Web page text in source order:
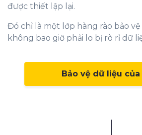
được thiết lập lại.
Đó chỉ là một lớp hàng rào bảo
không bao giờ phải lo bị rò rỉ dữ
Bảo vệ dữ liệu của